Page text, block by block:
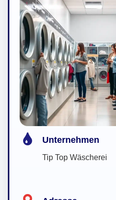
Unternehmen
Tip Top Wäscherei